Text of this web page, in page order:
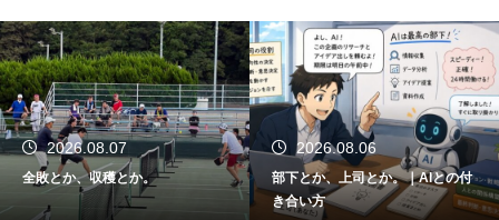
2026.08.07
全敗とか、収穫とか。
2026.08.06
部下とか、上司とか。｜AIとの付
き合い方